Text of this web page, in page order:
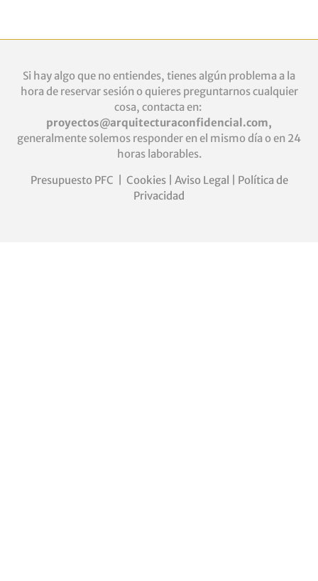
Si hay algo que no entiendes, tienes algún problema a la
hora de reservar sesión o quieres preguntarnos cualquier
cosa, contacta en:
proyectos@arquitecturaconfidencial.com,
generalmente solemos responder en el mismo día o en 24
horas laborables.
Presupuesto PFC
Cookies| Aviso Legal
Política de
Privacidad